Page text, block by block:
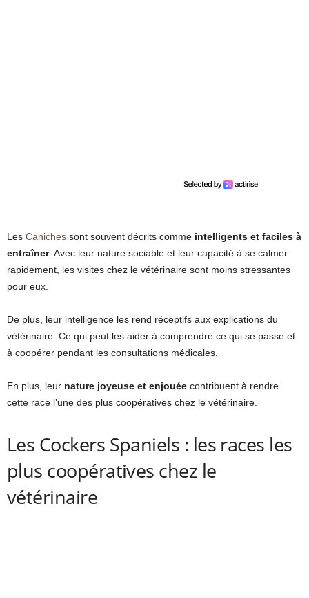
Les Caniches sont souvent décrits comme intelligents et faciles à
entraîner. Avec leur nature sociable et leur capacité à se calmer
rapidement, les visites chez le vétérinaire sont moins stressantes
pour eux.
De plus, leur intelligence les rend réceptifs aux explications du
vétérinaire. Ce qui peut les aider à comprendre ce qui se passe et
à coopérer pendant les consultations médicales.
En plus, leur nature joyeuse et enjouée contribuent à rendre
cette race l’une des plus coopératives chez le vétérinaire.
Les Cockers Spaniels : les races les
plus coopératives chez le
vétérinaire